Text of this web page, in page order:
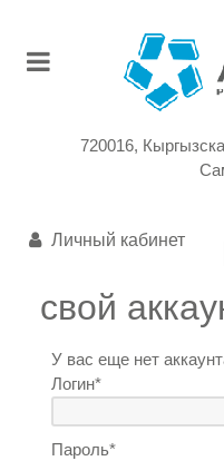
720016,
Личный кабинет
свой
У вас еще нет
Логин*
Пароль*